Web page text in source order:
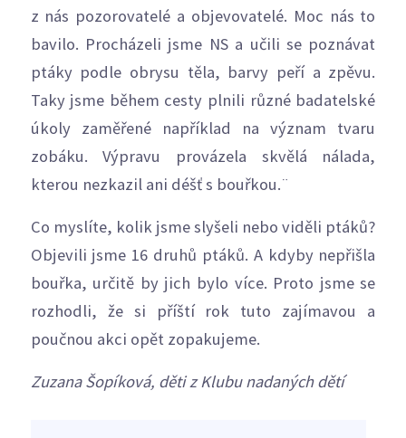
z nás pozorovatelé a objevovatelé. Moc nás to
bavilo. Procházeli jsme NS a učili se poznávat
ptáky podle obrysu těla, barvy peří a zpěvu.
Taky jsme během cesty plnili různé badatelské
úkoly zaměřené například na význam tvaru
zobáku. Výpravu provázela skvělá nálada,
kterou nezkazil ani déšť s bouřkou.¨
Co myslíte, kolik jsme slyšeli nebo viděli ptáků?
Objevili jsme 16 druhů ptáků. A kdyby nepřišla
bouřka, určitě by jich bylo více. Proto jsme se
rozhodli, že si příští rok tuto zajímavou a
poučnou akci opět zopakujeme.
Zuzana Šopíková, děti z Klubu nadaných dětí